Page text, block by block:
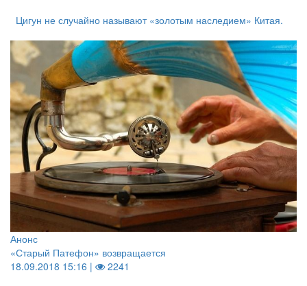
Цигун не случайно называют «золотым наследием» Китая.
Анонс
«Старый Патефон» возвращается
18.09.2018 15:16 |
2241